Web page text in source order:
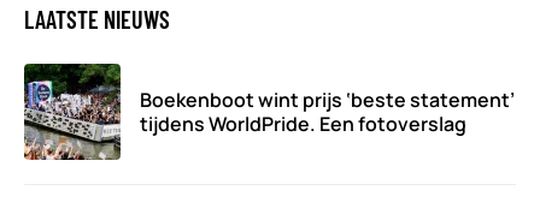
LAATSTE NIEUWS
Boekenboot wint prijs ‘beste statement’
tijdens WorldPride. Een fotoverslag